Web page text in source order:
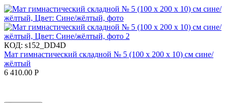
КОД: s152_DD4D
Мат гимнастический складной № 5 (100 х 200 х 10) см сине/
жёлтый
6 410.00 Р